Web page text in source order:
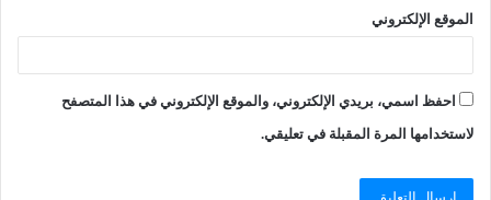
الموقع الإلكتروني
احفظ اسمي، بريدي الإلكتروني، والموقع الإلكتروني في هذا المتصفح
لاستخدامها المرة المقبلة في تعليقي.